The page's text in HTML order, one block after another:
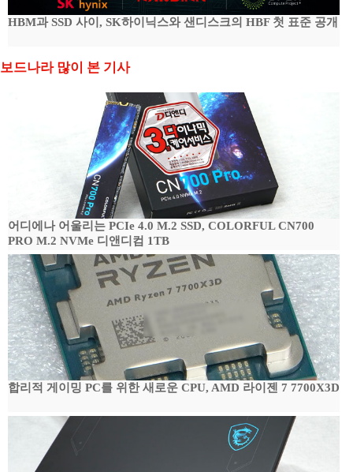
HBM과 SSD 사이, SK하이닉스와 샌디스크의 HBF 첫 표준 공개
보드나라 많이 본 기사
어디에나 어울리는 PCIe 4.0 M.2 SSD, COLORFUL CN700
PRO M.2 NVMe 디앤디컴 1TB
합리적 게이밍 PC를 위한 새로운 CPU, AMD 라이젠 7 7700X3D